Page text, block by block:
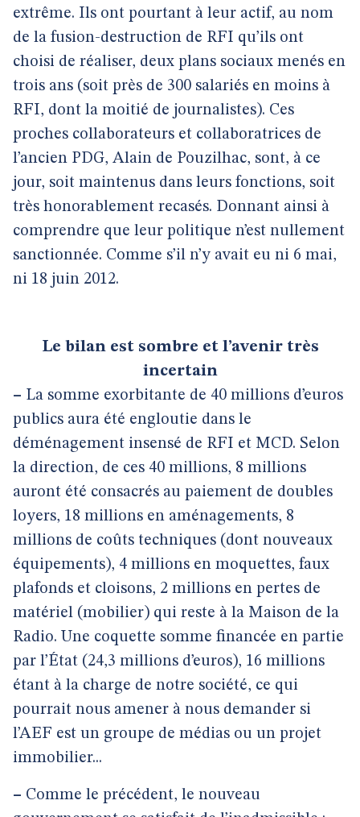
extrême. Ils ont pourtant à leur actif, au nom
de la fusion-destruction de RFI qu’ils ont
choisi de réaliser, deux plans sociaux menés en
trois ans (soit près de 300 salariés en moins à
RFI, dont la moitié de journalistes). Ces
proches collaborateurs et collaboratrices de
l’ancien PDG, Alain de Pouzilhac, sont, à ce
jour, soit maintenus dans leurs fonctions, soit
très honorablement recasés. Donnant ainsi à
comprendre que leur politique n’est nullement
sanctionnée. Comme s’il n’y avait eu ni 6 mai,
ni 18 juin 2012.
Le bilan est sombre et l’avenir très
incertain
– La somme exorbitante de 40 millions d’euros
publics aura été engloutie dans le
déménagement insensé de RFI et MCD. Selon
la direction, de ces 40 millions, 8 millions
auront été consacrés au paiement de doubles
loyers, 18 millions en aménagements, 8
millions de coûts techniques (dont nouveaux
équipements), 4 millions en moquettes, faux
plafonds et cloisons, 2 millions en pertes de
matériel (mobilier) qui reste à la Maison de la
Radio. Une coquette somme financée en partie
par l’État (24,3 millions d’euros), 16 millions
étant à la charge de notre société, ce qui
pourrait nous amener à nous demander si
l’AEF est un groupe de médias ou un projet
immobilier...
– Comme le précédent, le nouveau